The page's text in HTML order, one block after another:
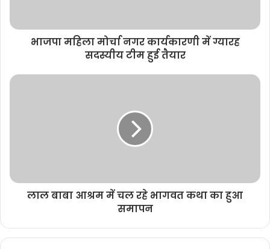
भाजपा महिला मोर्चा नगर कार्यकारणी में ग्यारह
सदस्यीय टीम हुई तैयार
लाल बाबा आश्रम में चल रहे भागवत कथा का हुआ
समापन